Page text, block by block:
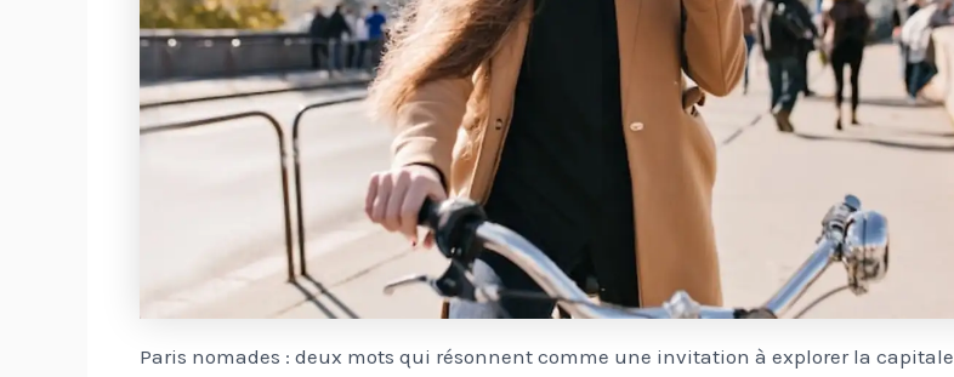
Paris nomades : deux mots qui résonnent comme une invitation à explorer la capitale